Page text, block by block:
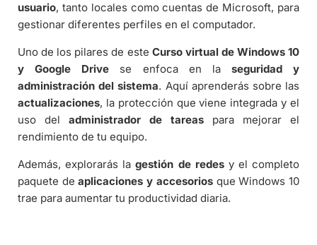
usuario, tanto locales como cuentas de Microsoft, para
gestionar diferentes perfiles en el computador.
Uno de los pilares de este Curso virtual de Windows 10
y Google Drive se enfoca en la seguridad y
administración del sistema. Aquí aprenderás sobre las
actualizaciones, la protección que viene integrada y el
uso del administrador de tareas para mejorar el
rendimiento de tu equipo.
Además, explorarás lagestión de redesy el completo
paquete deaplicaciones y accesoriosque Windows 10
trae para aumentar tu productividad diaria.